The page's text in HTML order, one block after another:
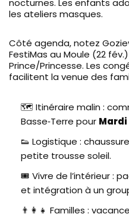
les ateliers masques.
Côté agenda, notez
FestiMas au Moule (22
Prince/Princesse. Les
facilitent la venue des
🗺️ Itinéraire malin :
Basse‑Terre pour Mardi
👟 Logistique :
petite trousse soleil.
🎟️ Vivre de l’intérieur :
et intégration à un
👨‍👩‍👧 Familles :